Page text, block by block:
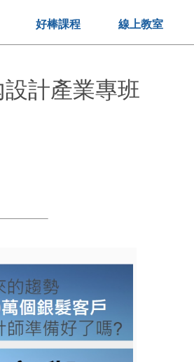
好棒課程 線上教室
計產業專班